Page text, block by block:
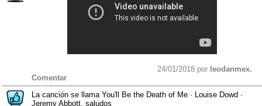
24/01/2018 por leodanmex.
Comentar
La canción se llama You'll Be the Death of Me · Louise Dowd ·
Jeremy Abbott, saludos